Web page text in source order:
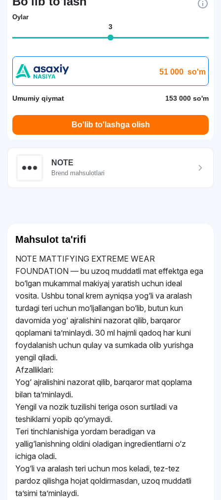
Oylar
3
51 000 so'm
Umumiy qiymat 153 000 so'm
Bo'lib to'lashga olish
NOTE
Brend mahsulotlari
Mahsulot ta'rifi
NOTE MATTIFYING EXTREME WEAR
FOUNDATION — bu uzoq muddatli mat effektga ega
bo‘lgan mukammal makiyaj yaratish uchun ideal
vosita. Ushbu tonal krem ayniqsa yog‘li va aralash
turdagi teri uchun mo‘ljallangan bo‘lib, butun kun
davomida yog‘ ajralishini nazorat qilib, barqaror
qoplamani ta’minlaydi. 30 ml hajmli qadoq har kuni
foydalanish uchun qulay va sumkada olib yurishga
yengil qiladi.
Afzalliklari:
Yog‘ ajralishini nazorat qilib, barqaror mat qoplama
bilan ta’minlaydi.
Yengil va nozik tuzilishi teriga oson surtiladi va
teshiklarni yopib qo‘ymaydi.
Teri tinchlanishiga yordam beradigan va
yallig‘lanishning oldini oladigan ingredientlarni o‘z
ichiga oladi.
Yog‘li va aralash teri uchun mos keladi, tez-tez
pardoz qilishga hojat qoldirmasdan, uzoq muddatli
ta’sirni ta’minlaydi.